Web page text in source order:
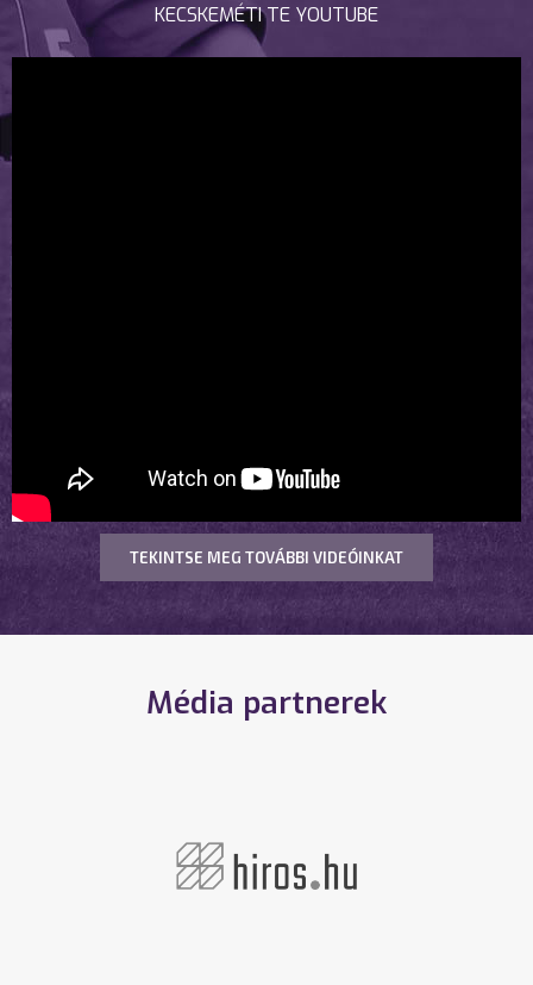
KECSKEMÉTI TE YOUTUBE
TEKINTSE MEG TOVÁBBI VIDEÓINKAT
Média partnerek